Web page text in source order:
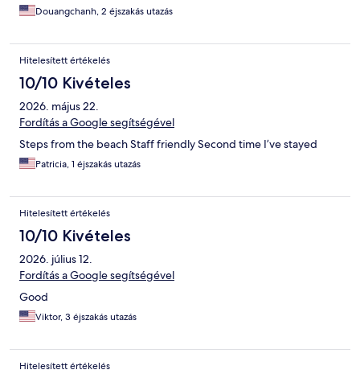
Douangchanh, 2 éjszakás utazás
Hitelesített értékelés
10/10 Kivételes
2026. május 22.
Fordítás a Google segítségével
Steps from the beach Staff friendly Second time I’ve stayed
Patricia, 1 éjszakás utazás
Hitelesített értékelés
10/10 Kivételes
2026. július 12.
Fordítás a Google segítségével
Good
Viktor, 3 éjszakás utazás
Hitelesített értékelés